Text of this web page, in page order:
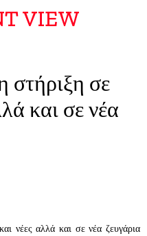
VIEW
στήριξη σε
και σε νέα
νέες αλλά και σε νέα ζευγάρια